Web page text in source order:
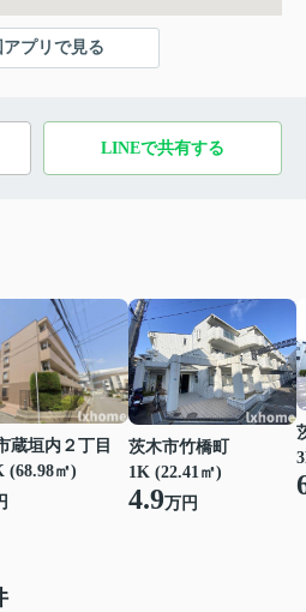
アプリで見る
LINEで共有する
蔵垣内２丁目
(68.98㎡)
茨木市竹橋町
1K (22.41㎡)
4.9万円